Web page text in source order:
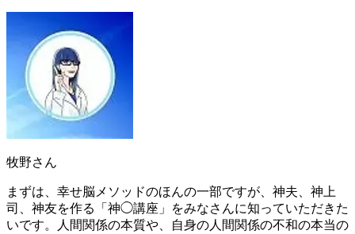
牧野さん
まずは、幸せ脳メソッドのほんの一部ですが、神夫、神上
司、神友を作る「神◯講座」をみなさんに知っていただきた
いです。人間関係の本質や、自身の人間関係の不和の本当の